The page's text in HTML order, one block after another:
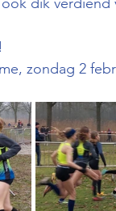
zondag 2